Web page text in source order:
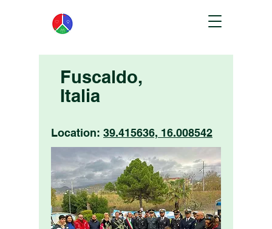
Fuscaldo,
Italia
Location: 39.415636, 16.008542